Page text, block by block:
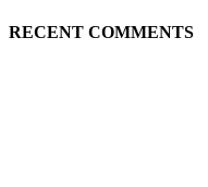
RECENT COMMENTS